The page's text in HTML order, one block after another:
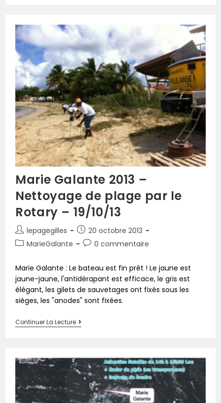
Marie Galante 2013 –
Nettoyage de plage par le
Rotary – 19/10/13
lepagegilles
20 octobre 2013
MarieGalante
0 commentaire
Marie Galante : Le bateau est fin prêt ! Le jaune est
jaune-jaune, l'antidérapant est efficace, le gris est
élégant, les gilets de sauvetages ont fixés sous les
sièges, les "anodes" sont fixées.
Continuer La Lecture